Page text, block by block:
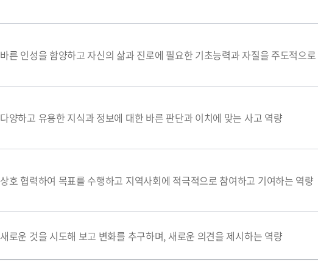
바른 인성을 함양하고 자신의 삶과 진로에 필요한 기초능력과 자질을 주도적으
다양하고 유용한 지식과 정보에 대한 바른 판단과 이치에 맞는 사고 역량
상호 협력하여 목표를 수행하고 지역사회에 적극적으로 참여하고 기여하는 역량
새로운 것을 시도해 보고 변화를 추구하며, 새로운 의견을 제시하는 역량